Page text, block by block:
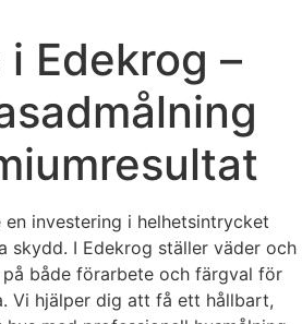
Edekrog –
investering i helhetsintrycket
skydd. I Edekrog ställer väder och
både förarbete och färgval för
Vi hjälper dig att få ett hållbart,